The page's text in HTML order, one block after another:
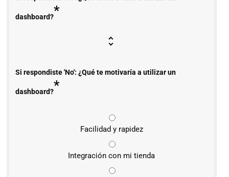
dashboard?*
Si respondiste 'No': ¿Qué te motivaría a utilizar un
dashboard?*
Facilidad y rapidez
Integración con mi tienda